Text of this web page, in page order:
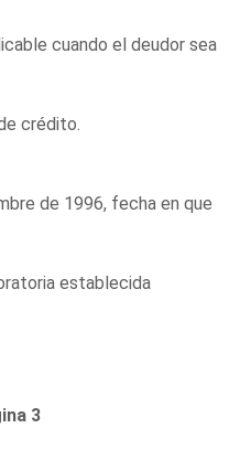
cuando el deudor sea
crédito.
de 1996, fecha en que
establecida
3